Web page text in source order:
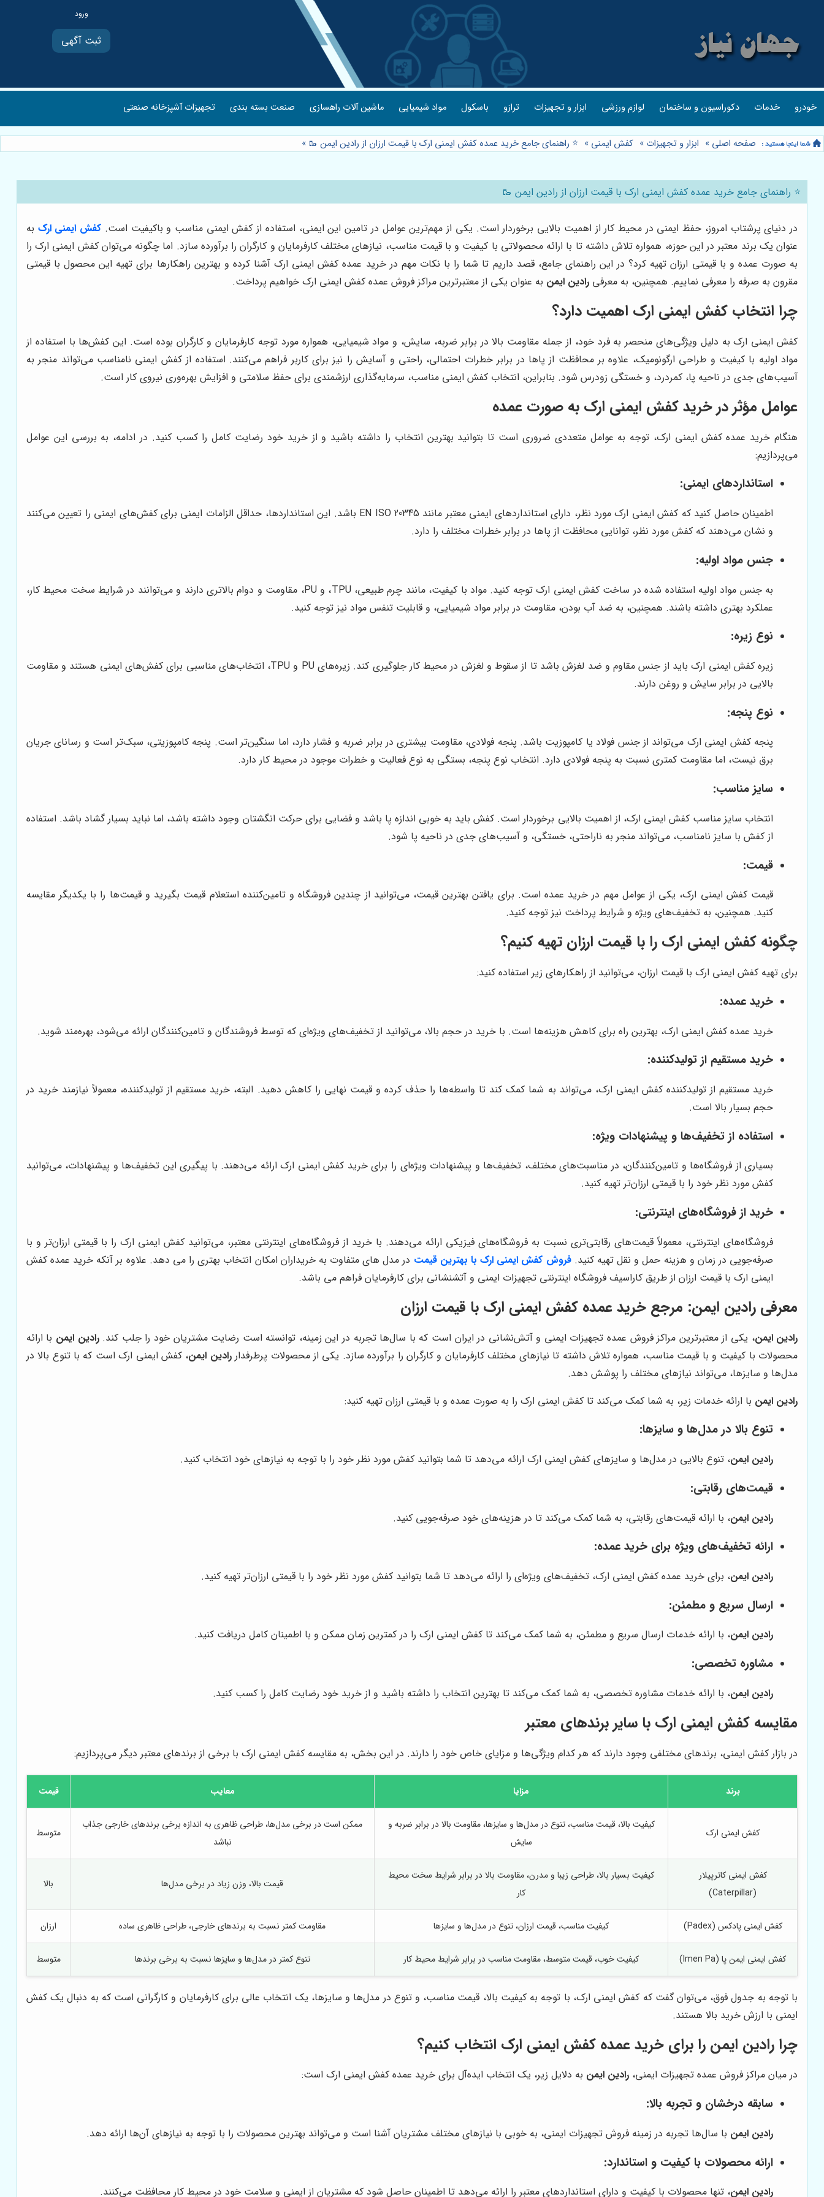
ثبت آگهی
خودرو خدمات دکوراسیون و ساختمان لوازم ورزشی ابزار و تجهیزات ترازو باسکول مواد شیمیایی ماشین آلات راهسازی صنعت بسته بندی تجهیزات آشپزخانه صنعتی
صفحه اصلی » ابزار و تجهیزات » کفش ایمنی » ⭐️ راهنمای جامع خرید عمده کفش ایمنی ارک با قیمت ارزان از رادین ایمن 🥾 »
⭐️ راهنمای جامع خرید عمده کفش ایمنی ارک با قیمت ارزان از رادین ایمن 🥾
در دنیای پرشتاب امروز، حفظ ایمنی در محیط کار از اهمیت بالایی برخوردار است. یکی از مهم‌ترین عوامل در تامین این ایمنی، استفاده از کفش ایمنی مناسب و باکیفیت است. کفش ایمنی ارک به
عنوان یک برند معتبر در این حوزه، همواره تلاش داشته تا با ارائه محصولاتی با کیفیت و با قیمت مناسب، نیازهای مختلف کارفرمایان و کارگران را برآورده سازد. اما چگونه می‌توان کفش ایمنی ارک را
به صورت عمده و با قیمتی ارزان تهیه کرد؟ در این راهنمای جامع، قصد داریم تا شما را با نکات مهم در خرید عمده کفش ایمنی ارک آشنا کرده و بهترین راهکارها برای تهیه این محصول با قیمتی
مقرون به صرفه را معرفی نماییم. همچنین، به معرفی رادین ایمن به عنوان یکی از معتبرترین مراکز فروش عمده کفش ایمنی ارک خواهیم پرداخت.
چرا انتخاب کفش ایمنی ارک اهمیت دارد؟
کفش ایمنی ارک به دلیل ویژگی‌های منحصر به فرد خود، از جمله مقاومت بالا در برابر ضربه، سایش، و مواد شیمیایی، همواره مورد توجه کارفرمایان و کارگران بوده است. این کفش‌ها با استفاده از
مواد اولیه با کیفیت و طراحی ارگونومیک، علاوه بر محافظت از پاها در برابر خطرات احتمالی، راحتی و آسایش را نیز برای کاربر فراهم می‌کنند. استفاده از کفش ایمنی نامناسب می‌تواند منجر به
آسیب‌های جدی در ناحیه پا، کمردرد، و خستگی زودرس شود. بنابراین، انتخاب کفش ایمنی مناسب، سرمایه‌گذاری ارزشمندی برای حفظ سلامتی و افزایش بهره‌وری نیروی کار است.
عوامل مؤثر در خرید کفش ایمنی ارک به صورت عمده
هنگام خرید عمده کفش ایمنی ارک، توجه به عوامل متعددی ضروری است تا بتوانید بهترین انتخاب را داشته باشید و از خرید خود رضایت کامل را کسب کنید. در ادامه، به بررسی این عوامل
می‌پردازیم:
استانداردهای ایمنی:
اطمینان حاصل کنید که کفش ایمنی ارک مورد نظر، دارای استانداردهای ایمنی معتبر مانند EN ISO 20345 باشد. این استانداردها، حداقل الزامات ایمنی برای کفش‌های ایمنی را تعیین می‌کنند
و نشان می‌دهند که کفش مورد نظر، توانایی محافظت از پاها در برابر خطرات مختلف را دارد.
جنس مواد اولیه:
به جنس مواد اولیه استفاده شده در ساخت کفش ایمنی ارک توجه کنید. مواد با کیفیت، مانند چرم طبیعی، TPU، و PU، مقاومت و دوام بالاتری دارند و می‌توانند در شرایط سخت محیط کار،
عملکرد بهتری داشته باشند. همچنین، به ضد آب بودن، مقاومت در برابر مواد شیمیایی، و قابلیت تنفس مواد نیز توجه کنید.
نوع زیره:
زیره کفش ایمنی ارک باید از جنس مقاوم و ضد لغزش باشد تا از سقوط و لغزش در محیط کار جلوگیری کند. زیره‌های PU و TPU، انتخاب‌های مناسبی برای کفش‌های ایمنی هستند و مقاومت
بالایی در برابر سایش و روغن دارند.
نوع پنجه:
پنجه کفش ایمنی ارک می‌تواند از جنس فولاد یا کامپوزیت باشد. پنجه فولادی، مقاومت بیشتری در برابر ضربه و فشار دارد، اما سنگین‌تر است. پنجه کامپوزیتی، سبک‌تر است و رسانای جریان
برق نیست، اما مقاومت کمتری نسبت به پنجه فولادی دارد. انتخاب نوع پنجه، بستگی به نوع فعالیت و خطرات موجود در محیط کار دارد.
سایز مناسب:
انتخاب سایز مناسب کفش ایمنی ارک، از اهمیت بالایی برخوردار است. کفش باید به خوبی اندازه پا باشد و فضایی برای حرکت انگشتان وجود داشته باشد، اما نباید بسیار گشاد باشد. استفاده
از کفش با سایز نامناسب، می‌تواند منجر به ناراحتی، خستگی، و آسیب‌های جدی در ناحیه پا شود.
قیمت:
قیمت کفش ایمنی ارک، یکی از عوامل مهم در خرید عمده است. برای یافتن بهترین قیمت، می‌توانید از چندین فروشگاه و تامین‌کننده استعلام قیمت بگیرید و قیمت‌ها را با یکدیگر مقایسه
کنید. همچنین، به تخفیف‌های ویژه و شرایط پرداخت نیز توجه کنید.
چگونه کفش ایمنی ارک را با قیمت ارزان تهیه کنیم؟
برای تهیه کفش ایمنی ارک با قیمت ارزان، می‌توانید از راهکارهای زیر استفاده کنید:
خرید عمده:
خرید عمده کفش ایمنی ارک، بهترین راه برای کاهش هزینه‌ها است. با خرید در حجم بالا، می‌توانید از تخفیف‌های ویژه‌ای که توسط فروشندگان و تامین‌کنندگان ارائه می‌شود، بهره‌مند شوید.
خرید مستقیم از تولیدکننده:
خرید مستقیم از تولیدکننده کفش ایمنی ارک، می‌تواند به شما کمک کند تا واسطه‌ها را حذف کرده و قیمت نهایی را کاهش دهید. البته، خرید مستقیم از تولیدکننده، معمولاً نیازمند خرید در
حجم بسیار بالا است.
استفاده از تخفیف‌ها و پیشنهادات ویژه:
بسیاری از فروشگاه‌ها و تامین‌کنندگان، در مناسبت‌های مختلف، تخفیف‌ها و پیشنهادات ویژه‌ای را برای خرید کفش ایمنی ارک ارائه می‌دهند. با پیگیری این تخفیف‌ها و پیشنهادات، می‌توانید
کفش مورد نظر خود را با قیمتی ارزان‌تر تهیه کنید.
خرید از فروشگاه‌های اینترنتی:
فروشگاه‌های اینترنتی، معمولاً قیمت‌های رقابتی‌تری نسبت به فروشگاه‌های فیزیکی ارائه می‌دهند. با خرید از فروشگاه‌های اینترنتی معتبر، می‌توانید کفش ایمنی ارک را با قیمتی ارزان‌تر و با
صرفه‌جویی در زمان و هزینه حمل و نقل تهیه کنید.فروش کفش ایمنی ارک با بهترین قیمت در مدل های متفاوت به خریداران امکان انتخاب بهتری را می دهد. علاوه بر آنکه خرید عمده کفش
ایمنی ارک با قیمت ارزان از طریق کاراسیف فروشگاه اینترنتی تجهیزات ایمنی و آتشنشانی برای کارفرمایان فراهم می باشد.
معرفی رادین ایمن: مرجع خرید عمده کفش ایمنی ارک با قیمت ارزان
رادین ایمن، یکی از معتبرترین مراکز فروش عمده تجهیزات ایمنی و آتش‌نشانی در ایران است که با سال‌ها تجربه در این زمینه، توانسته است رضایت مشتریان خود را جلب کند.رادین ایمن با ارائه
محصولات با کیفیت و با قیمت مناسب، همواره تلاش داشته تا نیازهای مختلف کارفرمایان و کارگران را برآورده سازد. یکی از محصولات پرطرفداررادین ایمن، کفش ایمنی ارک است که با تنوع بالا در
مدل‌ها و سایزها، می‌تواند نیازهای مختلف را پوشش دهد.
رادین ایمن با ارائه خدمات زیر، به شما کمک می‌کند تا کفش ایمنی ارک را به صورت عمده و با قیمتی ارزان تهیه کنید:
تنوع بالا در مدل‌ها و سایزها:
رادین ایمن، تنوع بالایی در مدل‌ها و سایزهای کفش ایمنی ارک ارائه می‌دهد تا شما بتوانید کفش مورد نظر خود را با توجه به نیازهای خود انتخاب کنید.
قیمت‌های رقابتی:
رادین ایمن، با ارائه قیمت‌های رقابتی، به شما کمک می‌کند تا در هزینه‌های خود صرفه‌جویی کنید.
ارائه تخفیف‌های ویژه برای خرید عمده:
رادین ایمن، برای خرید عمده کفش ایمنی ارک، تخفیف‌های ویژه‌ای را ارائه می‌دهد تا شما بتوانید کفش مورد نظر خود را با قیمتی ارزان‌تر تهیه کنید.
ارسال سریع و مطمئن:
رادین ایمن، با ارائه خدمات ارسال سریع و مطمئن، به شما کمک می‌کند تا کفش ایمنی ارک را در کمترین زمان ممکن و با اطمینان کامل دریافت کنید.
مشاوره تخصصی:
رادین ایمن، با ارائه خدمات مشاوره تخصصی، به شما کمک می‌کند تا بهترین انتخاب را داشته باشید و از خرید خود رضایت کامل را کسب کنید.
مقایسه کفش ایمنی ارک با سایر برندهای معتبر
در بازار کفش ایمنی، برندهای مختلفی وجود دارند که هر کدام ویژگی‌ها و مزایای خاص خود را دارند. در این بخش، به مقایسه کفش ایمنی ارک با برخی از برندهای معتبر دیگر می‌پردازیم:
برند مزایا معایب قیمت
کفش ایمنی ارک
کیفیت بالا، قیمت مناسب، تنوع در مدل‌ها و سایزها، مقاومت بالا در برابر ضربه و
سایش
ممکن است در برخی مدل‌ها، طراحی ظاهری به اندازه برخی برندهای خارجی جذاب
نباشد
متوسط
کفش ایمنی کاترپیلار
(Caterpillar)
کیفیت بسیار بالا، طراحی زیبا و مدرن، مقاومت بالا در برابر شرایط سخت محیط
کار
قیمت بالا، وزن زیاد در برخی مدل‌ها بالا
کفش ایمنی پادکس (Padex) کیفیت مناسب، قیمت ارزان، تنوع در مدل‌ها و سایزها مقاومت کمتر نسبت به برندهای خارجی، طراحی ظاهری ساده ارزان
کفش ایمنی ایمن پا (Imen Pa) کیفیت خوب، قیمت متوسط، مقاومت مناسب در برابر شرایط محیط کار تنوع کمتر در مدل‌ها و سایزها نسبت به برخی برندها متوسط
با توجه به جدول فوق، می‌توان گفت که کفش ایمنی ارک، با توجه به کیفیت بالا، قیمت مناسب، و تنوع در مدل‌ها و سایزها، یک انتخاب عالی برای کارفرمایان و کارگرانی است که به دنبال یک کفش
ایمنی با ارزش خرید بالا هستند.
چرا رادین ایمن را برای خرید عمده کفش ایمنی ارک انتخاب کنیم؟
در میان مراکز فروش عمده تجهیزات ایمنی، رادین ایمن به دلایل زیر، یک انتخاب ایده‌آل برای خرید عمده کفش ایمنی ارک است:
سابقه درخشان و تجربه بالا:
رادین ایمن با سال‌ها تجربه در زمینه فروش تجهیزات ایمنی، به خوبی با نیازهای مختلف مشتریان آشنا است و می‌تواند بهترین محصولات را با توجه به نیازهای آن‌ها ارائه دهد.
ارائه محصولات با کیفیت و استاندارد:
رادین ایمن، تنها محصولات با کیفیت و دارای استانداردهای معتبر را ارائه می‌دهد تا اطمینان حاصل شود که مشتریان از ایمنی و سلامت خود در محیط کار محافظت می‌کنند.